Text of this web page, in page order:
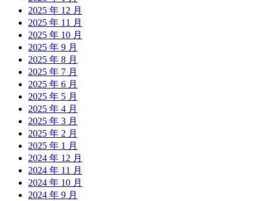
2025 年 12 月
2025 年 11 月
2025 年 10 月
2025 年 9 月
2025 年 8 月
2025 年 7 月
2025 年 6 月
2025 年 5 月
2025 年 4 月
2025 年 3 月
2025 年 2 月
2025 年 1 月
2024 年 12 月
2024 年 11 月
2024 年 10 月
2024 年 9 月